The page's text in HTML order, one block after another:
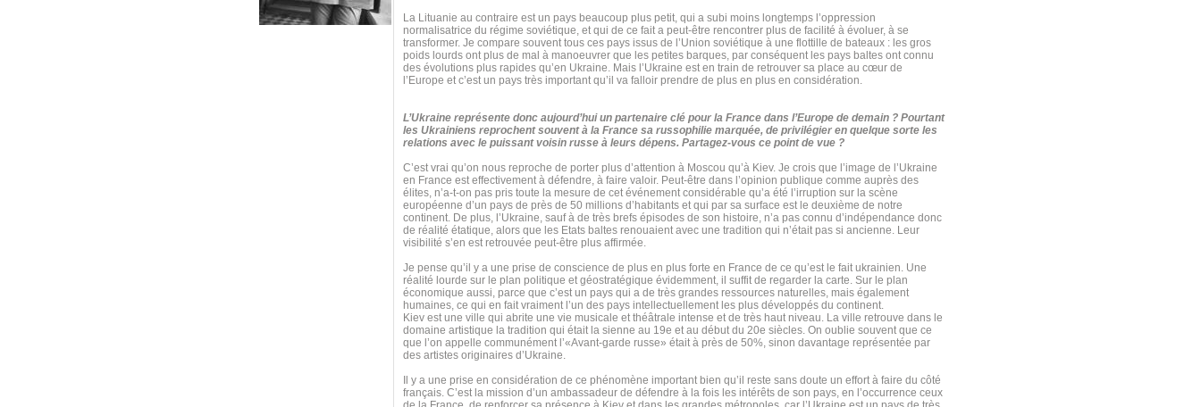
La Lituanie au contraire est un pays beaucoup plus petit, qui a subi moins longtemps l’oppression
normalisatrice du régime soviétique, et qui de ce fait a peut-être rencontrer plus de facilité à évoluer, à se
transformer. Je compare souvent tous ces pays issus de l’Union soviétique à une flottille de bateaux : les gros
poids lourds ont plus de mal à manoeuvrer que les petites barques, par conséquent les pays baltes ont connu
des évolutions plus rapides qu’en Ukraine. Mais l’Ukraine est en train de retrouver sa place au cœur de
l’Europe et c’est un pays très important qu’il va falloir prendre de plus en plus en considération.
L’Ukraine représente donc aujourd’hui un partenaire clé pour la France dans l’Europe de demain ? Pourtant
les Ukrainiens reprochent souvent à la France sa russophilie marquée, de privilégier en quelque sorte les
relations avec le puissant voisin russe à leurs dépens. Partagez-vous ce point de vue ?
C’est vrai qu’on nous reproche de porter plus d’attention à Moscou qu’à Kiev. Je crois que l’image de l’Ukraine
en France est effectivement à défendre, à faire valoir. Peut-être dans l’opinion publique comme auprès des
élites, n’a-t-on pas pris toute la mesure de cet événement considérable qu’a été l’irruption sur la scène
européenne d’un pays de près de 50 millions d’habitants et qui par sa surface est le deuxième de notre
continent. De plus, l’Ukraine, sauf à de très brefs épisodes de son histoire, n’a pas connu d’indépendance donc
de réalité étatique, alors que les Etats baltes renouaient avec une tradition qui n’était pas si ancienne. Leur
visibilité s’en est retrouvée peut-être plus affirmée.
Je pense qu’il y a une prise de conscience de plus en plus forte en France de ce qu’est le fait ukrainien. Une
réalité lourde sur le plan politique et géostratégique évidemment, il suffit de regarder la carte. Sur le plan
économique aussi, parce que c’est un pays qui a de très grandes ressources naturelles, mais également
humaines, ce qui en fait vraiment l’un des pays intellectuellement les plus développés du continent.
Kiev est une ville qui abrite une vie musicale et théâtrale intense et de très haut niveau. La ville retrouve dans le
domaine artistique la tradition qui était la sienne au 19e et au début du 20e siècles. On oublie souvent que ce
que l’on appelle communément l’«Avant-garde russe» était à près de 50%, sinon davantage représentée par
des artistes originaires d’Ukraine.
Il y a une prise en considération de ce phénomène important bien qu’il reste sans doute un effort à faire du côté
français. C’est la mission d’un ambassadeur de défendre à la fois les intérêts de son pays, en l’occurrence ceux